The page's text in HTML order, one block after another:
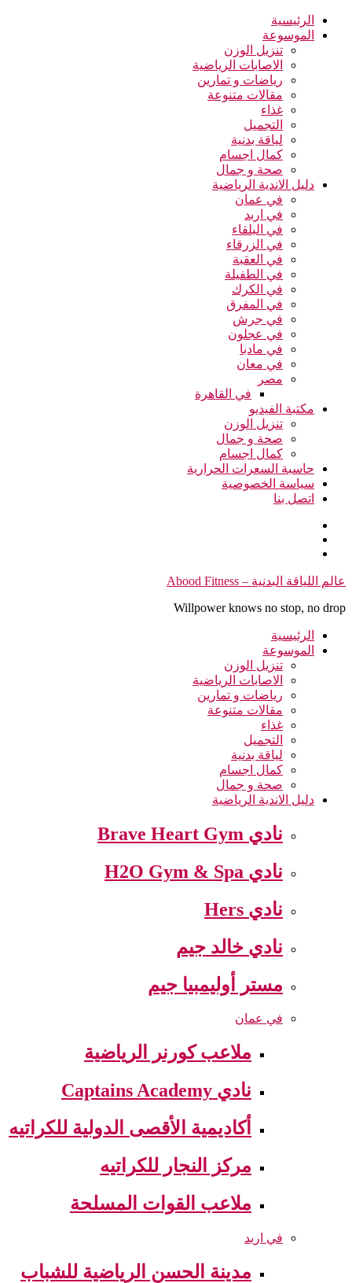
الرئيسية
الموسوعة
تنزيل الوزن
الاصابات الرياضية
رياضات و تمارين
مقالات متنوعة
غذاء
التجميل
لياقة بدنية
كمال اجسام
صحة و جمال
دليل الاندية الرياضية
في عمان
في اربد
في البلقاء
في الزرقاء
في العقبة
في الطفيلة
في الكرك
في المفرق
في جرش
في عجلون
في مادبا
في معان
مصر
في القاهرة
مكتبة الفيديو
تنزيل الوزن
صحة و جمال
كمال اجسام
حاسبة السعرات الحرارية
سياسة الخصوصية
اتصل بنا
التجاوز
المحتوى
عالم اللياقة البدنية – Abood Fitness
Willpower knows no stop, no drop
الرئيسية
الموسوعة
تنزيل الوزن
الاصابات الرياضية
رياضات و تمارين
مقالات متنوعة
غذاء
التجميل
لياقة بدنية
كمال اجسام
صحة و جمال
دليل الاندية الرياضية
نادي Brave Heart Gym
نادي H2O Gym & Spa
نادي Hers
نادي خالد جيم
مستر أوليمبيا جيم
في عمان
ملاعب كورنر الرياضية
نادي Captains Academy
أكاديمية الأقصى الدولية للكراتيه
مركز النجار للكراتيه
ملاعب القوات المسلحة
في اربد
مدينة الحسن الرياضية للشباب